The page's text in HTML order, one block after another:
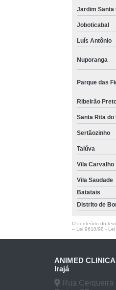
Jardim Santa
Joboticabal
Luís Antônio
Nuporanga
Parque das
Ribeirão
Santa Rita do
Sertãozinho
Taiúva
Vila Carvalho
Vila Saudade
Batatais
Distrito de
O conteúdo do
– Lei 9610/98 -
ANIMED
Irajá
Rua Cerqueira